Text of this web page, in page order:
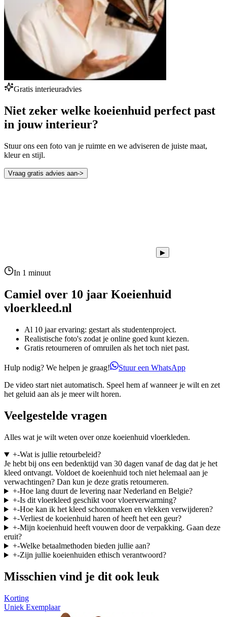
Gratis interieuradvies
Niet zeker welke koeienhuid perfect past
in jouw interieur?
Stuur ons een foto van je ruimte en we adviseren de juiste maat,
kleur en stijl.
Vraag gratis advies aan->
▶
In 1 minuut
Camiel over 10 jaar Koeienhuid
vloerkleed.nl
Al 10 jaar ervaring: gestart als studentenproject.
Realistische foto's zodat je online goed kunt kiezen.
Gratis retourneren of omruilen als het toch niet past.
Hulp nodig? We helpen je graag!
Stuur een WhatsApp
De video start niet automatisch. Speel hem af wanneer je wilt en zet
het geluid aan als je meer wilt horen.
Veelgestelde vragen
Alles wat je wilt weten over onze koeienhuid vloerkleden.
+-Wat is jullie retourbeleid?
Je hebt bij ons een bedenktijd van 30 dagen vanaf de dag dat je het
kleed ontvangt. Voldoet de koeienhuid toch niet helemaal aan je
verwachtingen? Dan kun je deze gratis retourneren.
+-Hoe lang duurt de levering naar Nederland en Belgie?
+-Is dit vloerkleed geschikt voor vloerverwarming?
+-Hoe kan ik het kleed schoonmaken en vlekken verwijderen?
+-Verliest de koeienhuid haren of heeft het een geur?
+-Mijn koeienhuid heeft vouwen door de verpakking. Gaan deze
eruit?
+-Welke betaalmethoden bieden jullie aan?
+-Zijn jullie koeienhuiden ethisch verantwoord?
Misschien vind je dit ook leuk
Korting
Uniek Exemplaar